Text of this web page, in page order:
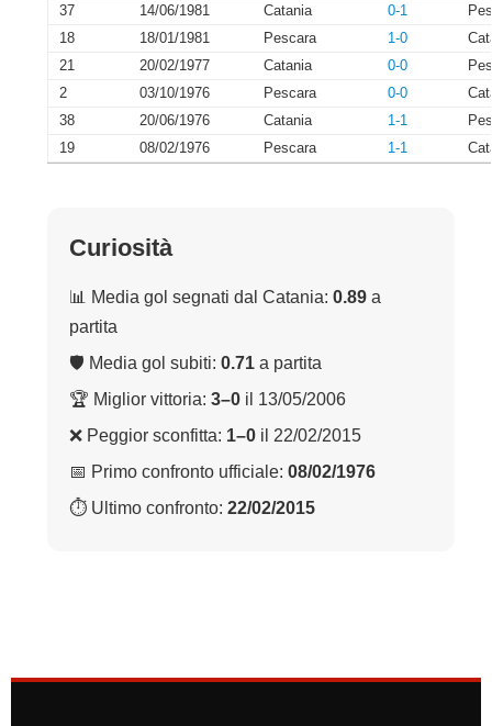
37
14/06/1981 Catania 0-1
18
18/01/1981 Pescara 1-0
21
20/02/1977 Catania 0-0
2
03/10/1976 Pescara 0-0
38
20/06/1976 Catania 1-1
19
08/02/1976 Pescara 1-1
Curiosità
📊 Media gol segnati dal Catania: 0.89 a
partita
🛡 Media gol subiti: 0.71 a partita
🏆 Miglior vittoria: 3–0 il 13/05/2006
❌ Peggior sconfitta: 1–0 il 22/02/2015
📅 Primo confronto ufficiale: 08/02/1976
⏱ Ultimo confronto: 22/02/2015